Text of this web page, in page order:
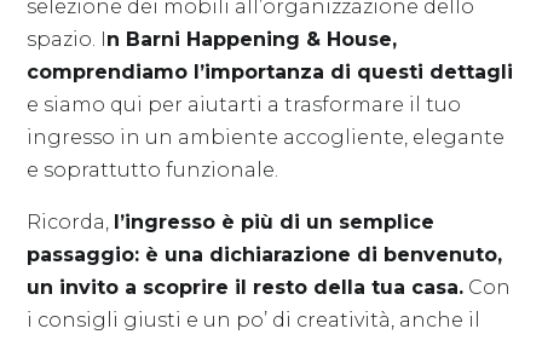
selezione dei mobili all’organizzazione dello
spazio. I n Barni Happening & House,
comprendiamo l’importanza di questi dettagli
e siamo qui per aiutarti a trasformare il tuo
ingresso in un ambiente accogliente, elegante
e soprattutto funzionale.
Ricorda, l’ingresso è più di un semplice
passaggio: è una dichiarazione di benvenuto,
un invito a scoprire il resto della tua casa. Con
i consigli giusti e un po’ di creatività, anche il